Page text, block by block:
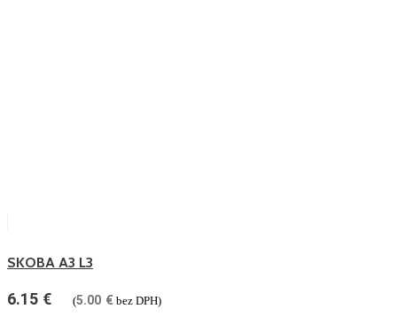
SKOBA A3 L3
6.15 € (5.00 € bez DPH)